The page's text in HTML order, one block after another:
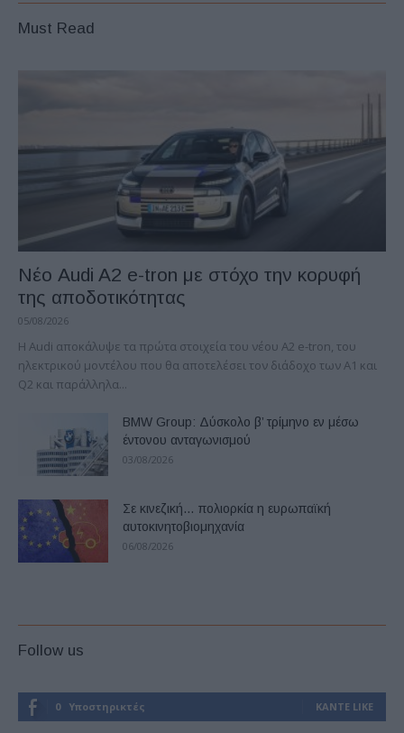
Must Read
Νέο Audi A2 e-tron με στόχο την κορυφή
της αποδοτικότητας
05/08/2026
Η Audi αποκάλυψε τα πρώτα στοιχεία του νέου A2 e-tron, του
ηλεκτρικού μοντέλου που θα αποτελέσει τον διάδοχο των A1 και
Q2 και παράλληλα...
BMW Group: Δύσκολο β’ τρίμηνο εν μέσω
έντονου ανταγωνισμού
03/08/2026
Σε κινεζική… πολιορκία η ευρωπαϊκή
αυτοκινητοβιομηχανία
06/08/2026
Follow us
0 Υποστηρικτές ΚΆΝΤΕ LIKE